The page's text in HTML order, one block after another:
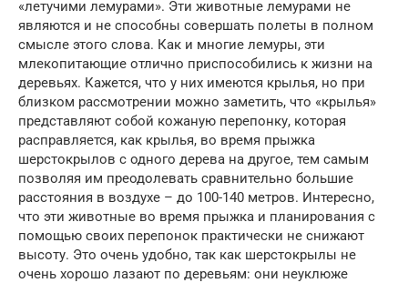
«летучими лемурами». Эти животные лемурами не
являются и не способны совершать полеты в полном
смысле этого слова. Как и многие лемуры, эти
млекопитающие отлично приспособились к жизни на
деревьях. Кажется, что у них имеются крылья, но при
близком рассмотрении можно заметить, что «крылья»
представляют собой кожаную перепонку, которая
расправляется, как крылья, во время прыжка
шерстокрылов с одного дерева на другое, тем самым
позволяя им преодолевать сравнительно большие
расстояния в воздухе – до 100-140 метров. Интересно,
что эти животные во время прыжка и планирования с
помощью своих перепонок практически не снижают
высоту. Это очень удобно, так как шерстокрылы не
очень хорошо лазают по деревьям: они неуклюже